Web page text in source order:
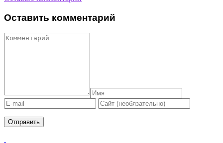
Оставить комментарий